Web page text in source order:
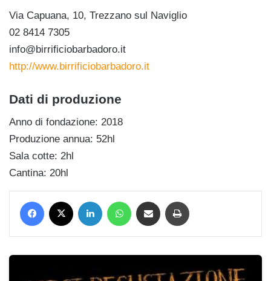
Via Capuana, 10, Trezzano sul Naviglio
02 8414 7305
info@birrificiobarbadoro.it
http://www.birrificiobarbadoro.it
Dati di produzione
Anno di fondazione: 2018
Produzione annua: 52hl
Sala cotte: 2hl
Cantina: 20hl
Facebook LinkedIn WhatsApp Condividi via mail